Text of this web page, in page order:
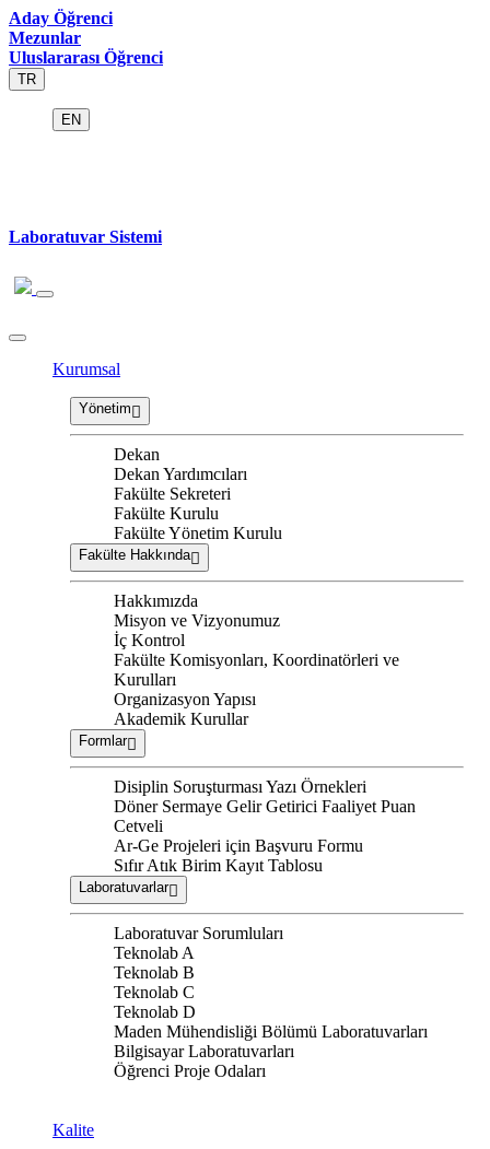
Aday Öğrenci
Mezunlar
Uluslararası Öğrenci
TR
EN
Laboratuvar Sistemi
Kurumsal
Yönetim
Dekan
Dekan Yardımcıları
Fakülte Sekreteri
Fakülte Kurulu
Fakülte Yönetim Kurulu
Fakülte Hakkında
Hakkımızda
Misyon ve Vizyonumuz
İç Kontrol
Fakülte Komisyonları, Koordinatörleri ve
Kurulları
Organizasyon Yapısı
Akademik Kurullar
Formlar
Disiplin Soruşturması Yazı Örnekleri
Döner Sermaye Gelir Getirici Faaliyet Puan
Cetveli
Ar-Ge Projeleri için Başvuru Formu
Sıfır Atık Birim Kayıt Tablosu
Laboratuvarlar
Laboratuvar Sorumluları
Teknolab A
Teknolab B
Teknolab C
Teknolab D
Maden Mühendisliği Bölümü Laboratuvarları
Bilgisayar Laboratuvarları
Öğrenci Proje Odaları
Kalite